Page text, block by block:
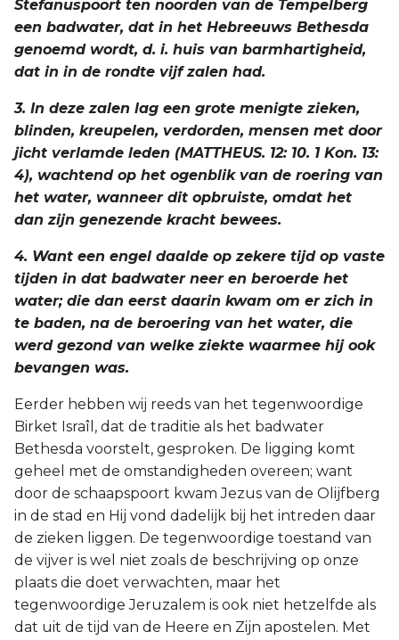
Stefanuspoort ten noorden van de Tempelberg
een badwater, dat in het Hebreeuws Bethesda
genoemd wordt, d. i. huis van barmhartigheid,
dat in in de rondte vijf zalen had.
3. In deze zalen lag een grote menigte zieken,
blinden, kreupelen, verdorden, mensen met door
jicht verlamde leden (MATTHEUS. 12: 10. 1 Kon. 13:
4), wachtend op het ogenblik van de roering van
het water, wanneer dit opbruiste, omdat het
dan zijn genezende kracht bewees.
4. Want een engel daalde op zekere tijd op vaste
tijden in dat badwater neer en beroerde het
water; die dan eerst daarin kwam om er zich in
te baden, na de beroering van het water, die
werd gezond van welke ziekte waarmee hij ook
bevangen was.
Eerder hebben wij reeds van het tegenwoordige
Birket Israîl, dat de traditie als het badwater
Bethesda voorstelt, gesproken. De ligging komt
geheel met de omstandigheden overeen; want
door de schaapspoort kwam Jezus van de Olijfberg
in de stad en Hij vond dadelijk bij het intreden daar
de zieken liggen. De tegenwoordige toestand van
de vijver is wel niet zoals de beschrijving op onze
plaats die doet verwachten, maar het
tegenwoordige Jeruzalem is ook niet hetzelfde als
dat uit de tijd van de Heere en Zijn apostelen. Met